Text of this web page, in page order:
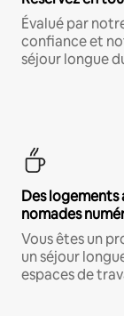
Évalué par
confiance et
séjour longue
Des logements
nomades
Vous êtes un
un séjour
espaces de